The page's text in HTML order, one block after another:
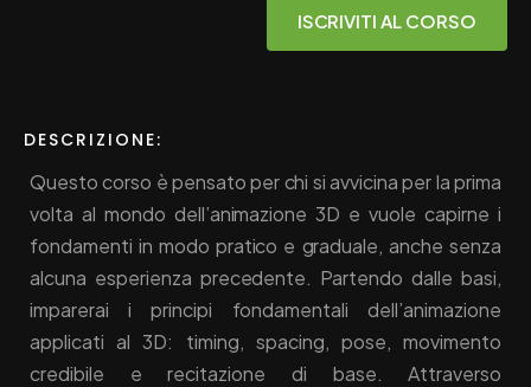
ISCRIVITI AL CORSO
DESCRIZIONE:
Questo corso è pensato per chi si avvicina per la prima
volta al mondo dell’animazione 3D e vuole capirne i
fondamenti in modo pratico e graduale, anche senza
alcuna esperienza precedente. Partendo dalle basi,
imparerai i principi fondamentali dell’animazione
applicati al 3D: timing, spacing, pose, movimento
credibile e recitazione di base. Attraverso